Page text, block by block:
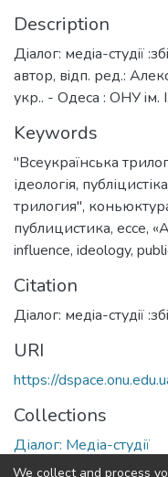
Description
Дiалог: медiа-студiї
автор, вiдп. ред.:
укр.. - Одеса : ОНУ iм.
Keywords
"Всеукраїнська
ідеологія, публіцистіка
трилогия",
публицистика, ессе,
influence, ideology,
Citation
Дiалог: медiа-студiї
URI
https://
Collections
Діалог: Медіа-студії
We collect and process